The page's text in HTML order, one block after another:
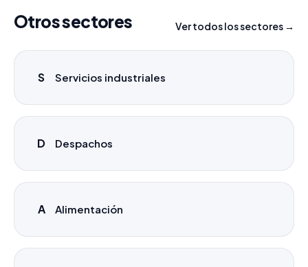
Otros sectores Ver todos los sectores →
S Servicios industriales
D Despachos
A Alimentación